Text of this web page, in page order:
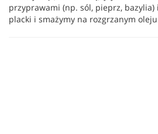
przyprawami (np. sól, pieprz,
placki i smażymy na rozgrzanym